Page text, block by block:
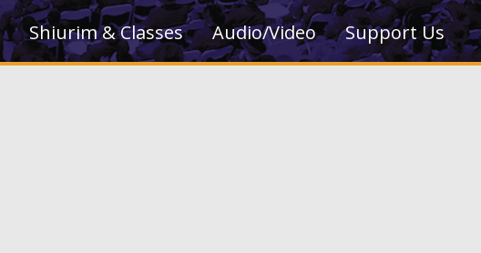
Shiurim & Classes Audio/Video Support Us